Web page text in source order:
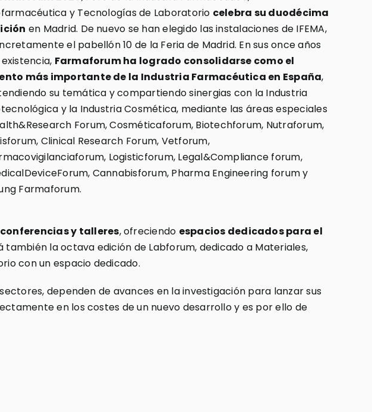
y Tecnologías de Laboratorio celebra su duodécima
en Madrid. De nuevo se han elegido las instalaciones de IFEMA,
el pabellón 10 de la Feria de Madrid. En sus once años
Farmaforum ha logrado consolidarse como el
más importante de la Industria Farmacéutica en España,
su temática y compartiendo sinergias con la Industria
y la Industria Cosmética, mediante las áreas especiales
Forum, Cosméticaforum, Biotechforum, Nutraforum,
Clinical Research Forum, Vetforum,
Logisticforum, Legal&Compliance forum,
Cannabisforum, Pharma Engineering forum y
Farmaforum.
y talleres, ofreciendo espacios dedicados para el
la octava edición de Labforum, dedicado a Materiales,
con un espacio dedicado.
dependen de avances en la investigación para lanzar sus
en los costes de un nuevo desarrollo y es por ello de